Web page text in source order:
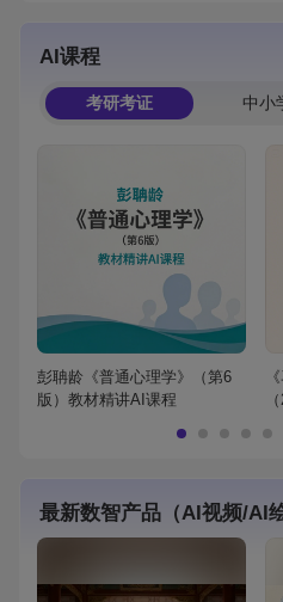
AI课程
考研考证 中小
彭聃龄《普通心理学》（第6
版）教材精讲AI课程
最新数智产品（AI视频/AI